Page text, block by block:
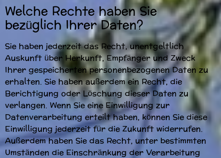
Welche Rechte haben Sie
bezüglich Ihrer Daten?
Sie haben jederzeit das Recht, unentgeltlich
Auskunft über Herkunft, Empfänger und Zweck
Ihrer gespeicherten personenbezogenen Daten zu
erhalten. Sie haben außerdem ein Recht, die
Berichtigung oder Löschung dieser Daten zu
verlangen. Wenn Sie eine Einwilligung zur
Datenverarbeitung erteilt haben, können Sie diese
Einwilligung jederzeit für die Zukunft widerrufen.
Außerdem haben Sie das Recht, unter bestimmten
Umständen die Einschränkung der Verarbeitung